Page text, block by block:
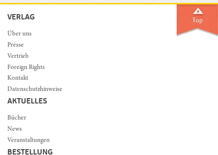
VERLAG
Über uns
Presse
Vertrieb
Foreign Rights
Kontakt
Datenschutzhinweise
AKTUELLES
Bücher
News
Veranstaltungen
BESTELLUNG